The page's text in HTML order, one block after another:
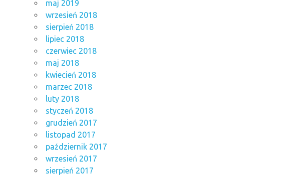
maj 2019
wrzesień 2018
sierpień 2018
lipiec 2018
czerwiec 2018
maj 2018
kwiecień 2018
marzec 2018
luty 2018
styczeń 2018
grudzień 2017
listopad 2017
październik 2017
wrzesień 2017
sierpień 2017